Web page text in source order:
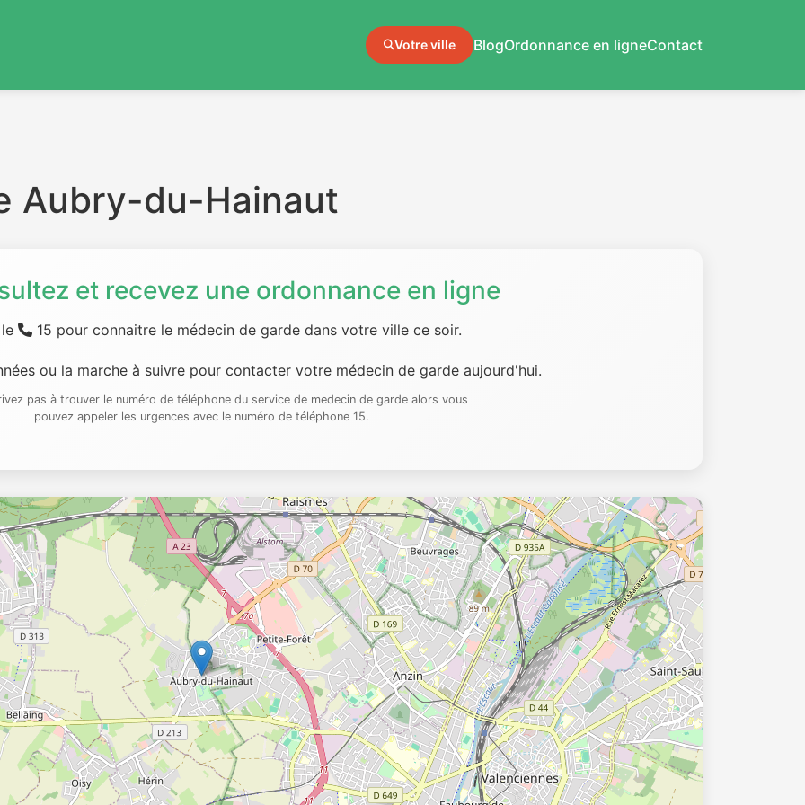
Votre ville BlogOrdonnance en ligneContact
Aubry-du-Hainaut
et recevez une ordonnance en ligne
15 pour connaitre le médecin de garde dans votre ville ce soir.
ou la marche à suivre pour contacter votre médecin de garde aujourd'hui.
pas à trouver le numéro de téléphone du service de medecin de garde alors vous
pouvez appeler les urgences avec le numéro de téléphone 15.